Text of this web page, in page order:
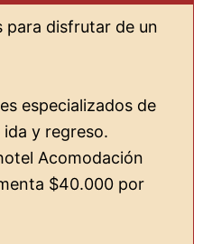
para disfrutar de un
especializados de
y regreso.
Acomodación
$40.000 por